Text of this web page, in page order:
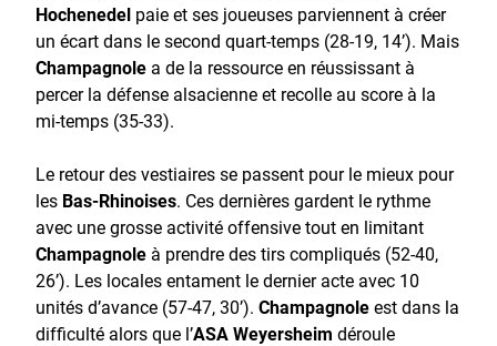
Hochenedel paie et ses joueuses parviennent à créer
un écart dans le second quart-temps (28-19, 14’). Mais
Champagnole a de la ressource en réussissant à
percer la défense alsacienne et recolle au score à la
mi-temps (35-33).
Le retour des vestiaires se passent pour le mieux pour
les Bas-Rhinoises. Ces dernières gardent le rythme
avec une grosse activité offensive tout en limitant
Champagnole à prendre des tirs compliqués (52-40,
26’). Les locales entament le dernier acte avec 10
unités d’avance (57-47, 30’). Champagnoleest dans la
difficulté alors que l’ASA Weyersheim déroule